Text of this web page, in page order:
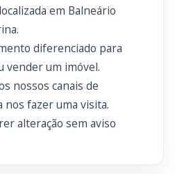
em Balneário
diferenciado para
vender um imóvel.
nossos canais de
fazer uma visita.
alteração sem aviso